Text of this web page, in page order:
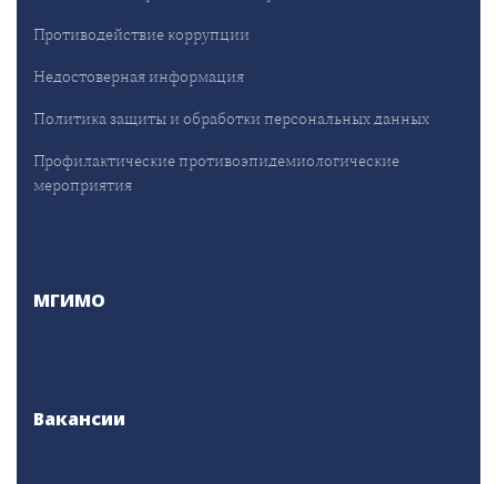
Противодействие коррупции
Недостоверная информация
Политика защиты и обработки персональных данных
Профилактические противоэпидемиологические
мероприятия
МГИМО
Вакансии